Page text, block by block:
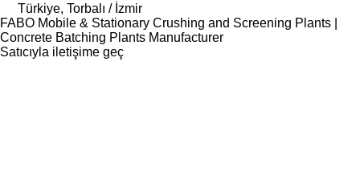
Türkiye, Torbalı / İzmir
FABO Mobile & Stationary Crushing and Screening Plants |
Concrete Batching Plants Manufacturer
Satıcıyla iletişime geç